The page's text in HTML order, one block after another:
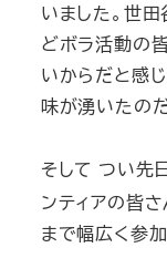
いました。世
どボラ活動の
いからだと感
味が湧いたの
そして つい先
ンティアの皆
まで幅広く参